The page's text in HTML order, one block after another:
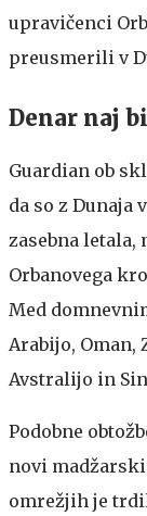
upravičenci
preusmerili v
Denar naj
Guardian ob
da so z Dunaja
zasebna
Orbanovega
Med
Arabijo, Oman,
Avstralijo in
Podobne
novi
omrežjih je